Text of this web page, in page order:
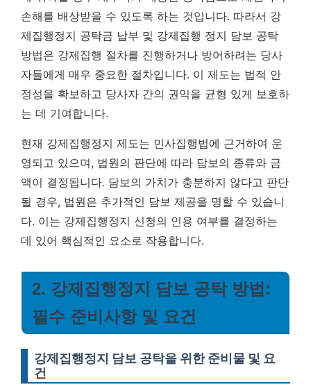
손해를 배상받을 수 있도록 하는 것입니다. 따라서 강
제집행정지 공탁금 납부 및 강제집행 정지 담보 공탁
방법은 강제집행 절차를 진행하거나 방어하려는 당사
자들에게 매우 중요한 절차입니다. 이 제도는 법적 안
정성을 확보하고 당사자 간의 권익을 균형 있게 보호하
는 데 기여합니다.
현재 강제집행정지 제도는 민사집행법에 근거하여 운
영되고 있으며, 법원의 판단에 따라 담보의 종류와 금
액이 결정됩니다. 담보의 가치가 충분하지 않다고 판단
될 경우, 법원은 추가적인 담보 제공을 명할 수 있습니
다. 이는 강제집행정지 신청의 인용 여부를 결정하는
데 있어 핵심적인 요소로 작용합니다.
2. 강제집행정지 담보 공탁 방법:
필수 준비사항 및 요건
강제집행정지 담보 공탁을 위한 준비물 및 요
건